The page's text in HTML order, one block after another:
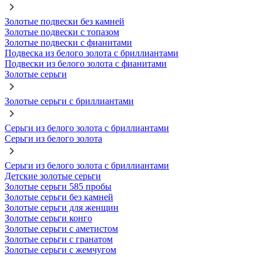
Золотые подвески без камней
Золотые подвески с топазом
Золотые подвески с фианитами
Подвеска из белого золота с бриллиантами
Подвески из белого золота с фианитами
Золотые серьги
Золотые серьги с бриллиантами
Серьги из белого золота с бриллиантами
Серьги из белого золота
Серьги из белого золота с бриллиантами
Детские золотые серьги
Золотые серьги 585 пробы
Золотые серьги без камней
Золотые серьги для женщин
Золотые серьги конго
Золотые серьги с аметистом
Золотые серьги с гранатом
Золотые серьги с жемчугом